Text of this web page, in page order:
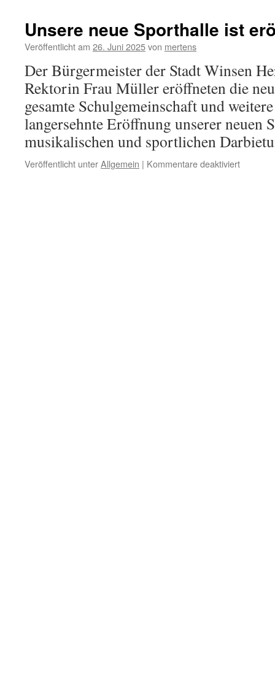
zu
Unsere neue Sporthalle ist
Veröffentlicht am 26. Juni 2025von mertens
Der Bürgermeister der Stadt Winsen
Rektorin Frau Müller eröffneten die
gesamte Schulgemeinschaft und
langersehnte Eröffnung unserer neuen
musikalischen und sportlichen
Veröffentlicht unterAllgemein | Kommentare deaktiviertfür